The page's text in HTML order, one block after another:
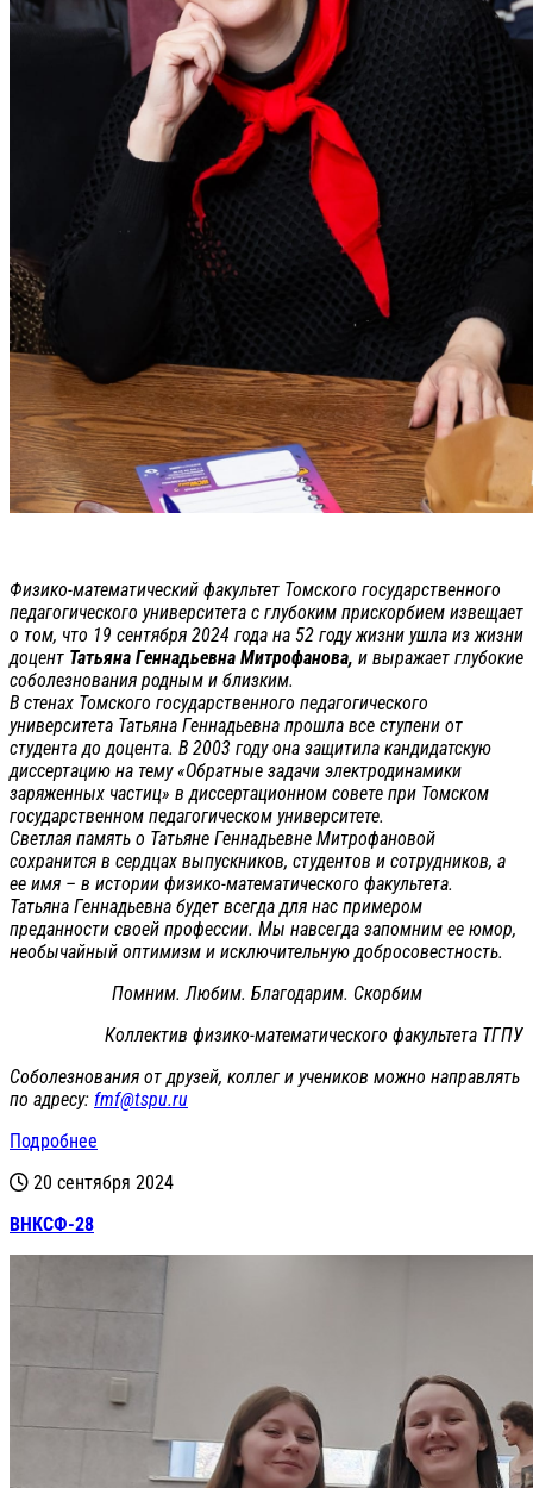
Физико-математический факультет Томского государственного
педагогического университета с глубоким прискорбием извещает
о том, что 19 сентября 2024 года на 52 году жизни ушла из жизни
доцент Татьяна Геннадьевна Митрофанова, и выражает глубокие
соболезнования родным и близким.
В стенах Томского государственного педагогического
университета Татьяна Геннадьевна прошла все ступени от
студента до доцента. В 2003 году она защитила кандидатскую
диссертацию на тему «Обратные задачи электродинамики
заряженных частиц» в диссертационном совете при Томском
государственном педагогическом университете.
Светлая память о Татьяне Геннадьевне Митрофановой
сохранится в сердцах выпускников, студентов и сотрудников, а
ее имя – в истории физико-математического факультета.
Татьяна Геннадьевна будет всегда для нас примером
преданности своей профессии. Мы навсегда запомним ее юмор,
необычайный оптимизм и исключительную добросовестность.
Помним. Любим. Благодарим. Скорбим
Коллектив физико-математического факультета ТГПУ
Соболезнования от друзей, коллег и учеников можно направлять
по адресу: fmf@tspu.ru
Подробнее
20 сентября 2024
ВНКСФ-28